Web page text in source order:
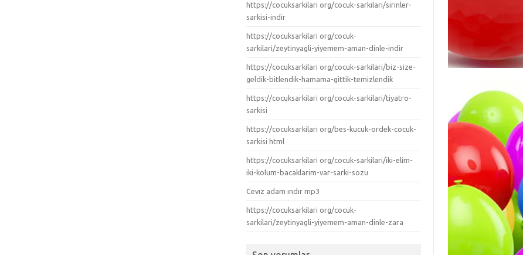
https://cocuksarkilari org/cocuk-sarkilari/sirinler-
sarkisi-indir
https://cocuksarkilari org/cocuk-
sarkilari/zeytinyagli-yiyemem-aman-dinle-indir
https://cocuksarkilari org/cocuk-sarkilari/biz-size-
geldik-bitlendik-hamama-gittik-temizlendik
https://cocuksarkilari org/cocuk-sarkilari/tiyatro-
sarkisi
https://cocuksarkilari org/bes-kucuk-ordek-cocuk-
sarkisi html
https://cocuksarkilari org/cocuk-sarkilari/iki-elim-
iki-kolum-bacaklarim-var-sarki-sozu
Cevız adam ındır mp3
https://cocuksarkilari org/cocuk-
sarkilari/zeytinyagli-yiyemem-aman-dinle-zara